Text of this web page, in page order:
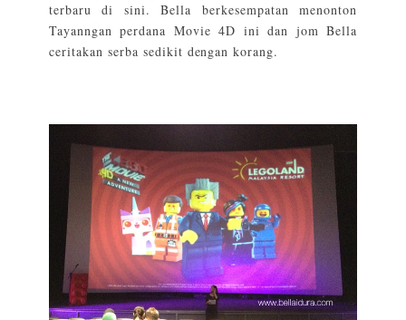
terbaru di sini. Bella berkesempatan menonton
Tayanngan perdana Movie 4D ini dan jom Bella
ceritakan serba sedikit dengan korang.